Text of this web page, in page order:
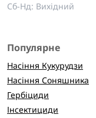
Сб-Нд: Вихідний
Популярне
Насіння Кукурудзи
Насіння Соняшника
Гербіциди
Інсектициди